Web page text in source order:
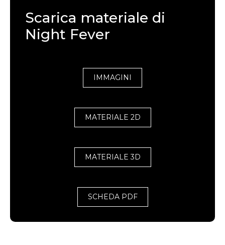
Scarica materiale di
Night Fever
IMMAGINI
MATERIALE 2D
MATERIALE 3D
SCHEDA PDF